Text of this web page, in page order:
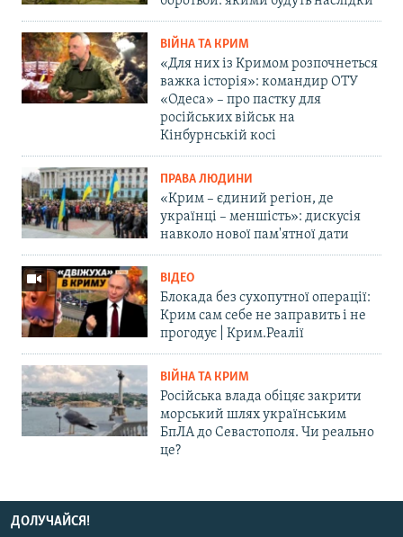
ВІЙНА ТА КРИМ
«Для них із Кримом розпочнеться
важка історія»: командир ОТУ
«Одеса» – про пастку для
російських військ на
Кінбурнській косі
ПРАВА ЛЮДИНИ
«Крим – єдиний регіон, де
українці – меншість»: дискусія
навколо нової пам'ятної дати
ВІДЕО
Блокада без сухопутної операції:
Крим сам себе не заправить і не
прогодує | Крим.Реалії
ВІЙНА ТА КРИМ
Російська влада обіцяє закрити
морський шлях українським
БпЛА до Севастополя. Чи реально
це?
ДОЛУЧАЙСЯ!